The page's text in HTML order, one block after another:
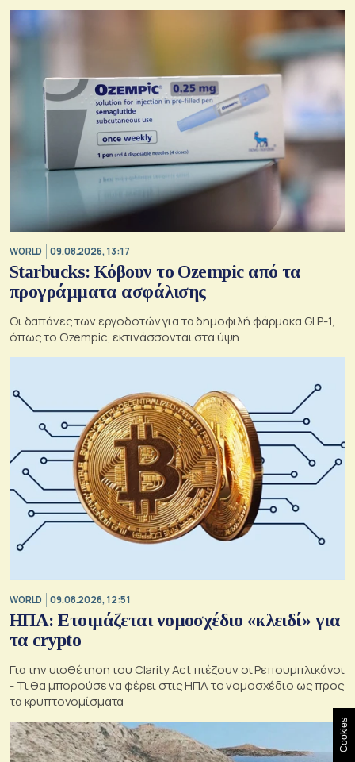
WORLD 09.08.2026, 13:17
Starbucks: Κόβουν το Ozempic από τα
προγράμματα ασφάλισης
Οι δαπάνες των εργοδοτών για τα δημοφιλή φάρμακα GLP-1,
όπως το Ozempic, εκτινάσσονται στα ύψη
WORLD 09.08.2026, 12:51
ΗΠΑ: Ετοιμάζεται νομοσχέδιο «κλειδί» για
τα crypto
Για την υιοθέτηση του Clarity Act πιέζουν οι Ρεπουμπλικάνοι
- Τι θα μπορούσε να φέρει στις ΗΠΑ το νομοσχέδιο ως προς
τα κρυπτονομίσματα
Cookies